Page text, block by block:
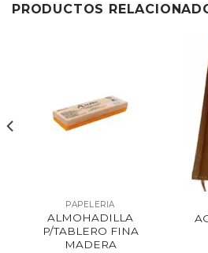
PRODUCTOS
PAPELERIA
ALMOHADILLA
P/TABLERO FINA
MADERA